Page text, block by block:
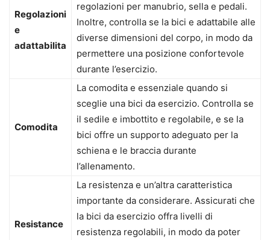
Regolazioni
e
adattabilita
regolazioni per manubrio, sella e pedali.
Inoltre, controlla se la bici e adattabile alle
diverse dimensioni del corpo, in modo da
permettere una posizione confortevole
durante l’esercizio.
Comodita
La comodita e essenziale quando si
sceglie una bici da esercizio. Controlla se
il sedile e imbottito e regolabile, e se la
bici offre un supporto adeguato per la
schiena e le braccia durante
l’allenamento.
Resistance
La resistenza e un’altra caratteristica
importante da considerare. Assicurati che
la bici da esercizio offra livelli di
resistenza regolabili, in modo da poter